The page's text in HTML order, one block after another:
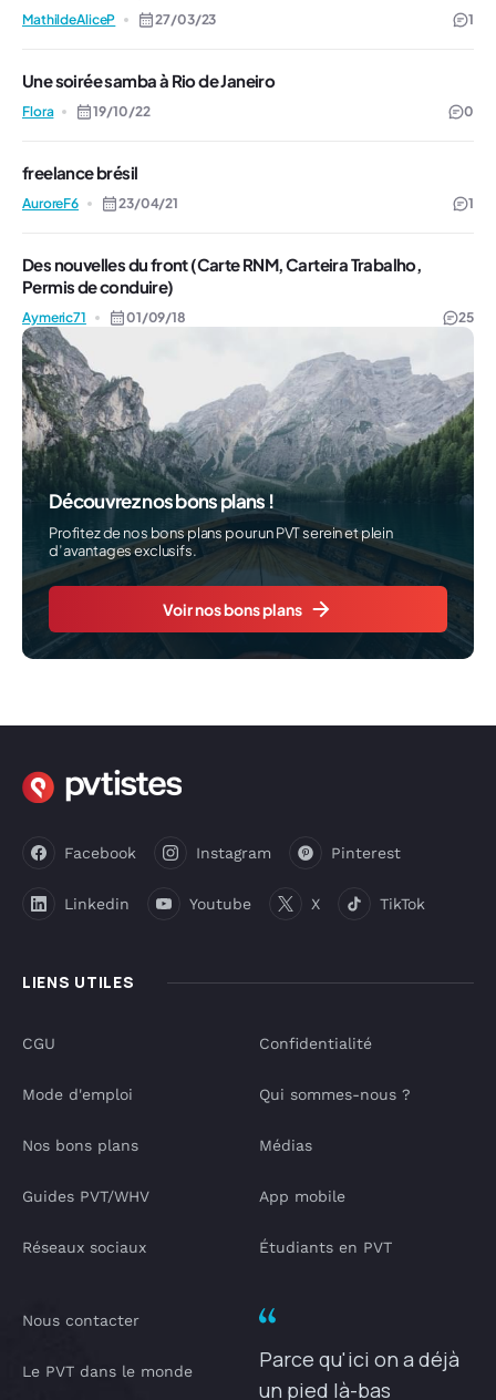
MathildeAliceP 27/03/23 1
Une soirée samba à Rio de Janeiro
Flora 19/10/22 0
freelance brésil
AuroreF6 23/04/21 1
Des nouvelles du front (Carte RNM, Carteira Trabalho,
Permis de conduire)
Aymeric71 01/09/18 25
Découvrez nos bons plans !
Profitez de nos bons plans pour un PVT serein et plein
d’avantages exclusifs.
Voir nos bons plans
LIENS UTILES
Facebook Instagram Pinterest
Linkedin Youtube X TikTok
CGU
Mode d'emploi
Nos bons plans
Guides PVT/WHV
Réseaux sociaux
Confidentialité
Qui sommes-nous ?
Médias
App mobile
Étudiants en PVT
Nous contacter
Le PVT dans le monde
Parce qu'ici on a déjà
un pied là-bas